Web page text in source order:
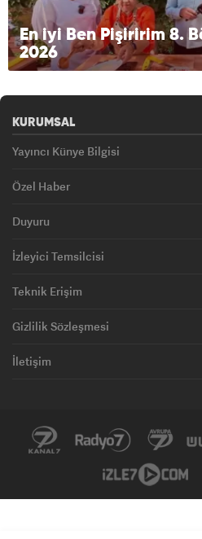
En iyi Ben Pişiririm 8.
2026
KURUMSAL
Yayıncı Künye Bilgisi
Özel Haber
Duyuru
İzleyici Temsilcisi
Teknik Erişim
Gizlilik Sözleşmesi
İletişim